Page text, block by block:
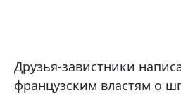
Друзья-завистники
французским властям о